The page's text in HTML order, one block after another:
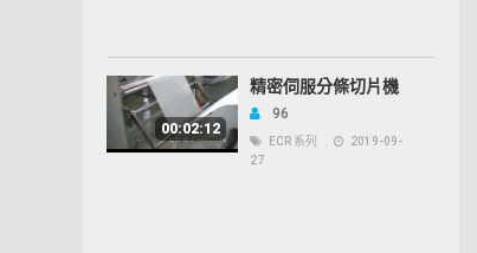
00:02:12
精密伺服分條切片機
96
ECR 系列
2019-09-
27